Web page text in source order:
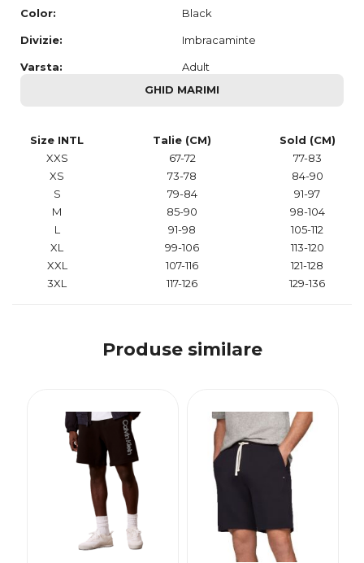
Color: Black
Divizie: Imbracaminte
Varsta:
Adult
GHID MARIMI
Size INTL Talie (CM)
Sold (CM)
XXS
67-72
77-83
XS
73-78
84-90
S
79-84
91-97
M
85-90
98-104
L
91-98
105-112
XL
99-106
113-120
XXL
107-116
121-128
3XL
117-126 129-136
Produse similare